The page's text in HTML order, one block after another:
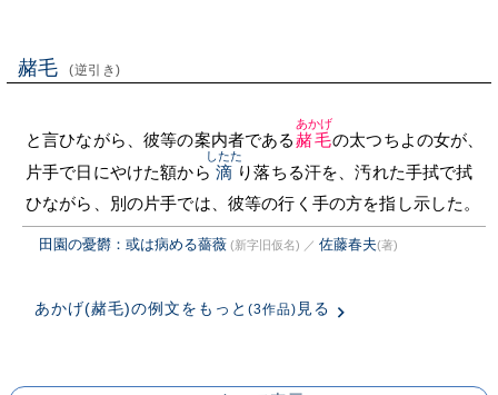
赭毛 (逆引き)
と言ひながら、彼等の案内者である 赭毛
あかげ
の太つちよの女が、
片手で日にやけた額から 滴
したた
り落ちる汗を、汚れた手拭で拭
ひながら、別の片手では、彼等の行く手の方を指し示した。
田園の憂欝：或は病める薔薇 (新字旧仮名) ／ 佐藤春夫(著)
あかげ(赭毛)の例文をもっと (3作品) 見る